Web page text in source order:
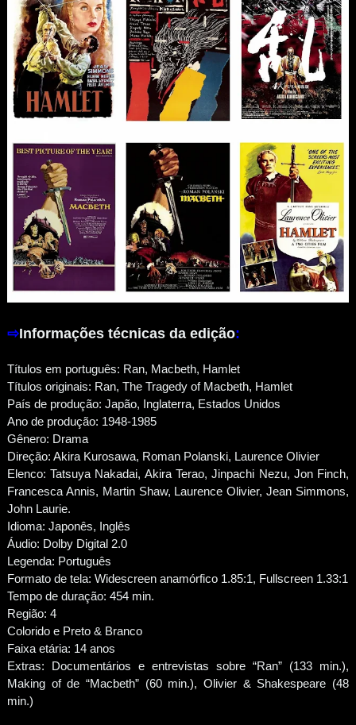
⇨Informações técnicas da edição:
Títulos em português: Ran, Macbeth, Hamlet
Títulos originais: Ran, The Tragedy of Macbeth, Hamlet
País de produção: Japão, Inglaterra, Estados Unidos
Ano de produção: 1948-1985
Gênero: Drama
Direção: Akira Kurosawa, Roman Polanski, Laurence Olivier
Elenco: Tatsuya Nakadai, Akira Terao, Jinpachi Nezu, Jon Finch,
Francesca Annis, Martin Shaw, Laurence Olivier, Jean Simmons,
John Laurie.
Idioma: Japonês, Inglês
Áudio: Dolby Digital 2.0
Legenda: Português
Formato de tela: Widescreen anamórfico 1.85:1, Fullscreen 1.33:1
Tempo de duração: 454 min.
Região: 4
Colorido e Preto & Branco
Faixa etária: 14 anos
Extras: Documentários e entrevistas sobre “Ran” (133 min.),
Making of de “Macbeth” (60 min.), Olivier & Shakespeare (48
min.)